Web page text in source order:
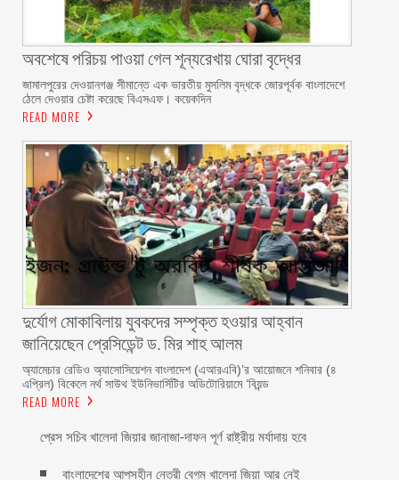
অবশেষে পরিচয় পাওয়া গেল শূন্যরেখায় ঘোরা বৃদ্ধের
জামালপুরের দেওয়ানগঞ্জ সীমান্তে এক ভারতীয় মুসলিম বৃদ্ধকে জোরপূর্বক বাংলাদেশে
ঠেলে দেওয়ার চেষ্টা করেছে বিএসএফ। কয়েকদিন
READ MORE
দুর্যোগ মোকাবিলায় যুবকদের সম্পৃক্ত হওয়ার আহ্বান
জানিয়েছেন প্রেসিডেন্ট ড. মির শাহ আলম ‎ ‎
অ্যামেচার রেডিও অ্যাসোসিয়েশন বাংলাদেশ (এআরএবি)’র আয়োজনে শনিবার (৪
এপ্রিল) বিকেলে নর্থ সাউথ ইউনিভার্সিটির অডিটোরিয়ামে ‘বিয়ন্ড
READ MORE
প্রেস সচিব খালেদা জিয়ার জানাজা-দাফন পূর্ণ রাষ্ট্রীয় মর্যাদায় হবে
বাংলাদেশের আপসহীন নেত্রী বেগম খালেদা জিয়া আর নেই